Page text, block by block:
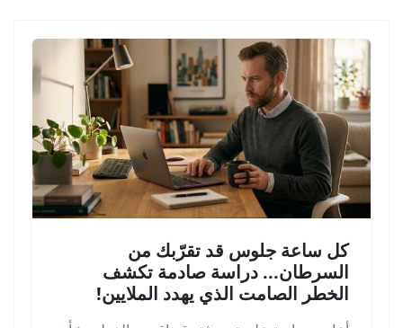
كل ساعة جلوس قد تقرّبك من
السرطان... دراسة صادمة تكشف
الخطر الصامت الذي يهدد الملايين!